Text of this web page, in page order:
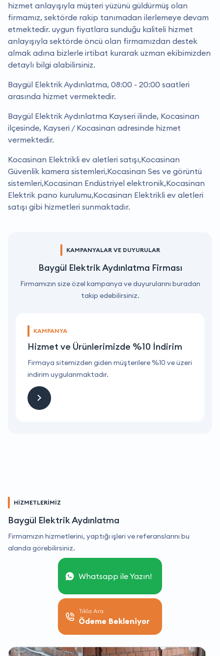
hizmet anlayışıyla müşteri yüzünü güldürmüş olan
firmamız, sektörde rakip tanımadan ilerlemeye devam
etmektedir. uygun fiyatlara sunduğu kaliteli hizmet
anlayışıyla sektörde öncü olan firmamızdan destek
almak adına bizlerle irtibat kurarak uzman ekibimizden
detaylı bilgi alabilirsiniz.
Baygül Elektrik Aydınlatma, 08:00 - 20:00 saatleri
arasında hizmet vermektedir.
Baygül Elektrik Aydınlatma Kayseri ilinde, Kocasinan
ilçesinde, Kayseri / Kocasinan adresinde hizmet
vermektedir.
Kocasinan Elektrikli ev aletleri satışı,Kocasinan
Güvenlik kamera sistemleri,Kocasinan Ses ve görüntü
sistemleri,Kocasinan Endüstriyel elektronik,Kocasinan
Elektrik pano kurulumu,Kocasinan Elektrikli ev aletleri
satışı gibi hizmetleri sunmaktadır.
KAMPANYALAR VE DUYURULAR
Baygül Elektrik Aydınlatma Firması
Firmamızın size özel kampanya ve duyurularını buradan
takip edebilirsiniz.
KAMPANYA
Hizmet ve Ürünlerimizde %10 İndirim
Firmaya sitemizden giden müşterilere %10 ve üzeri
indirim uygulanmaktadır.
HİZMETLERİMİZ
Baygül Elektrik Aydınlatma
Firmamızın hizmetlerini, yaptığı işleri ve referanslarını bu
alanda görebilirsiniz.
Whatsapp ile Yazın!
Tıkla Ara
Ödeme Bekleniyor